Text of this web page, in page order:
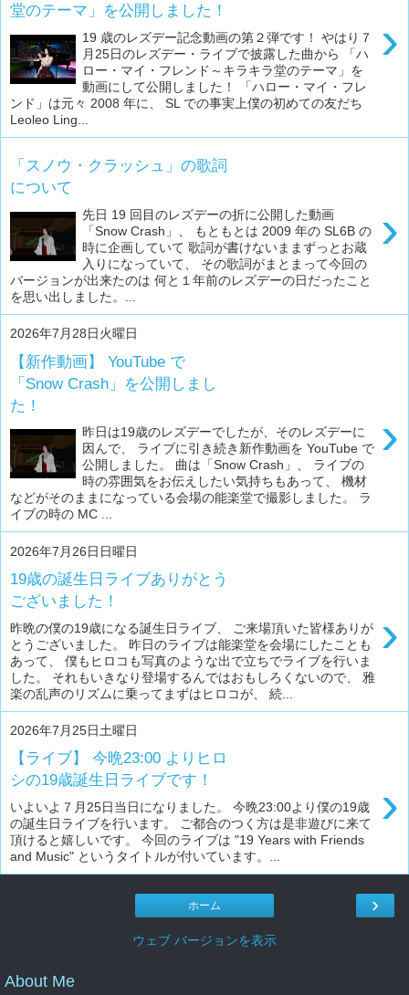
堂のテーマ」を公開しました！
›
19 歳のレズデー記念動画の第２弾です！ やはり７
月25日のレズデー・ライブで披露した曲から 「ハ
ロー・マイ・フレンド～キラキラ堂のテーマ」を
動画にして公開しました！ 「ハロー・マイ・フレ
ンド」は元々 2008 年に、 SL での事実上僕の初めての友だち
Leoleo Ling...
「スノウ・クラッシュ」の歌詞
について
›
先日 19 回目のレズデーの折に公開した動画
「Snow Crash」、 もともとは 2009 年の SL6B の
時に企画していて 歌詞が書けないままずっとお蔵
入りになっていて、 その歌詞がまとまって今回の
バージョンが出来たのは 何と１年前のレズデーの日だったこと
を思い出しました。...
2026年7月28日火曜日
【新作動画】 YouTube で
「Snow Crash」を公開しまし
た！
›
昨日は19歳のレズデーでしたが、そのレズデーに
因んで、 ライブに引き続き新作動画を YouTube で
公開しました。 曲は「Snow Crash」、 ライブの
時の雰囲気をお伝えしたい気持ちもあって、 機材
などがそのままになっている会場の能楽堂で撮影しました。 ラ
イブの時の MC ...
2026年7月26日日曜日
19歳の誕生日ライブありがとう
ございました！
›
昨晩の僕の19歳になる誕生日ライブ、 ご来場頂いた皆様ありが
とうございました。 昨日のライブは能楽堂を会場にしたことも
あって、 僕もヒロコも写真のような出で立ちでライブを行いま
した。 それもいきなり登場するんではおもしろくないので、 雅
楽の乱声のリズムに乗ってまずはヒロコが、 続...
2026年7月25日土曜日
【ライブ】 今晩23:00 よりヒロ
シの19歳誕生日ライブです！
›
いよいよ７月25日当日になりました。 今晩23:00より僕の19歳
の誕生日ライブを行います。 ご都合のつく方は是非遊びに来て
頂けると嬉しいです。 今回のライブは "19 Years with Friends
and Music" というタイトルが付いています。...
›
ホーム
ウェブ バージョンを表示
About Me